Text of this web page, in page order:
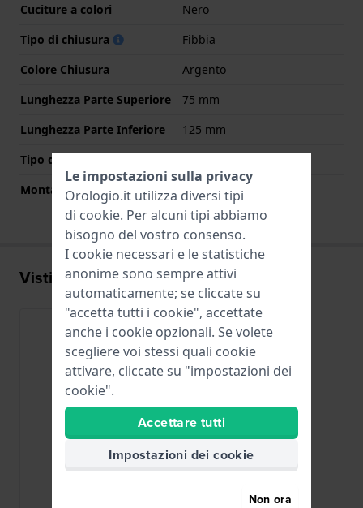
Cuciture a colori
Nero
Tipo di chiusura
Fibbia
Colore Chiusura
Argento
Lunghezza Parte Superiore
75 mm
Lunghezza Parte Inferiore
125 mm
Tipo di montatura
Montatura dritta
No
Visti di recente
Le impostazioni sulla privacy
Orologio.it utilizza diversi tipi
di cookie. Per alcuni tipi abbiamo
bisogno del vostro consenso.
I cookie necessari e le statistiche
anonime sono sempre attivi
automaticamente; se cliccate su
"accetta tutti i cookie", accettate
anche i cookie opzionali. Se volete
scegliere voi stessi quali cookie
attivare, cliccate su "impostazioni dei
cookie".
Accettare tutti
Impostazioni dei cookie
Non ora